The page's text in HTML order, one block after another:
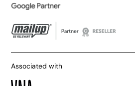
Associated with